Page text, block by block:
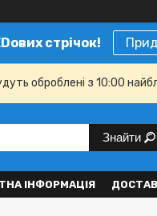
стрічок!
оброблені з 10:00
Знайти
ІНФОРМАЦІЯ